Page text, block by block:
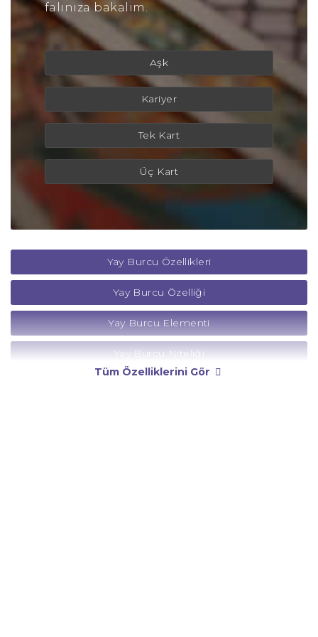
falınıza bakalım.
Aşk
Kariyer
Tek Kart
Üç Kart
Yay Burcu Özellikleri
Yay Burcu Özelliği
Yay Burcu Elementi
Yay Burcu Niteliği
Tüm Özelliklerini Gör